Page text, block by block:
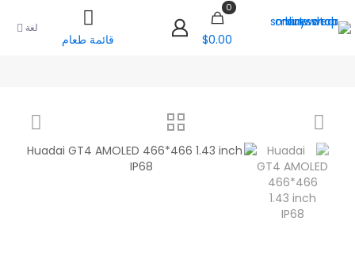
0
$0.00 قائمة طعام
لغة